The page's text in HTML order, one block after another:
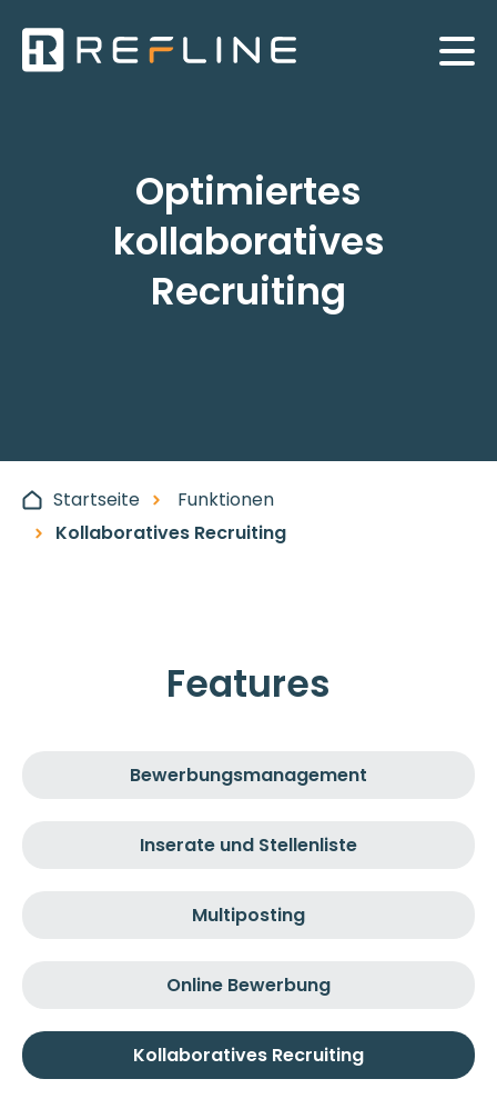
Optimiertes
kollaboratives
Recruiting
Startseite
Funktionen
Kollaboratives Recruiting
Features
Bewerbungs­management
Inserate und Stellenliste
Multiposting
Online Bewerbung
Kollaboratives Recruiting